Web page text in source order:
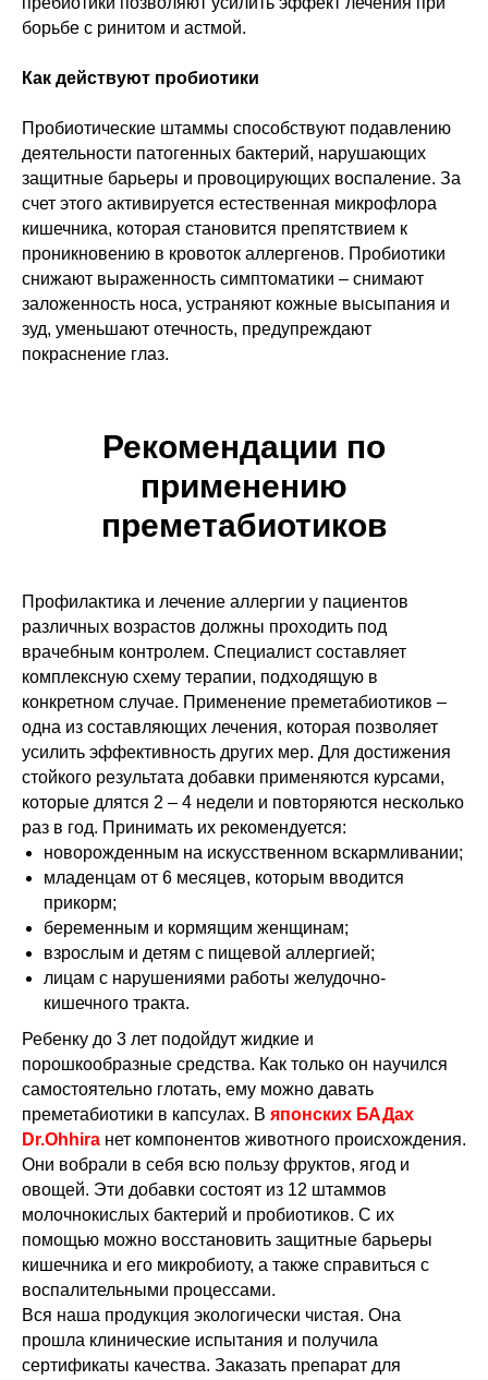
борьбе с ринитом и астмой.
Как действуют пробиотики
Пробиотические штаммы способствуют подавлению
деятельности патогенных бактерий, нарушающих
защитные барьеры и провоцирующих воспаление. За
счет этого активируется естественная микрофлора
кишечника, которая становится препятствием к
проникновению в кровоток аллергенов. Пробиотики
снижают выраженность симптоматики – снимают
заложенность носа, устраняют кожные высыпания и
зуд, уменьшают отечность, предупреждают
покраснение глаз.
Рекомендации по
применению
преметабиотиков
Профилактика и лечение аллергии у пациентов
различных возрастов должны проходить под
врачебным контролем. Специалист составляет
комплексную схему терапии, подходящую в
конкретном случае. Применение преметабиотиков –
одна из составляющих лечения, которая позволяет
усилить эффективность других мер. Для достижения
стойкого результата добавки применяются курсами,
которые длятся 2 – 4 недели и повторяются несколько
раз в год. Принимать их рекомендуется:
новорожденным на искусственном вскармливании;
младенцам от 6 месяцев, которым вводится
прикорм;
беременным и кормящим женщинам;
взрослым и детям с пищевой аллергией;
лицам с нарушениями работы желудочно-
кишечного тракта.
Ребенку до 3 лет подойдут жидкие и
порошкообразные средства. Как только он научился
самостоятельно глотать, ему можно давать
преметабиотики в капсулах. В японских БАДах
Dr.Ohhira нет компонентов животного происхождения.
Они вобрали в себя всю пользу фруктов, ягод и
овощей. Эти добавки состоят из 12 штаммов
молочнокислых бактерий и пробиотиков. С их
помощью можно восстановить защитные барьеры
кишечника и его микробиоту, а также справиться с
воспалительными процессами.
Вся наша продукция экологически чистая. Она
прошла клинические испытания и получила
сертификаты качества. Заказать препарат для